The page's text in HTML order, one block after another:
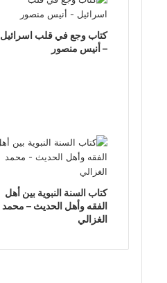
كتاب وجع في قلب اسرائيل
– أنيس منصور
كتاب السنة النبوية بين أهل
الفقه وأهل الحديث – محمد
الغزالي